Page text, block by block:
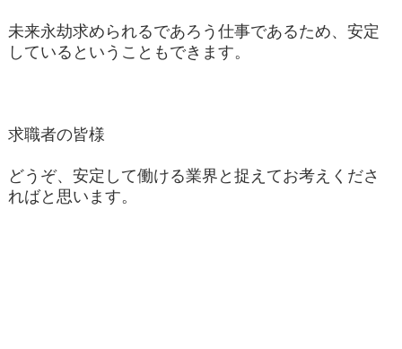
未来永劫求められるであろう仕事であるため、安定
しているということもできます。
求職者の皆様
どうぞ、安定して働ける業界と捉えてお考えくださ
ればと思います。